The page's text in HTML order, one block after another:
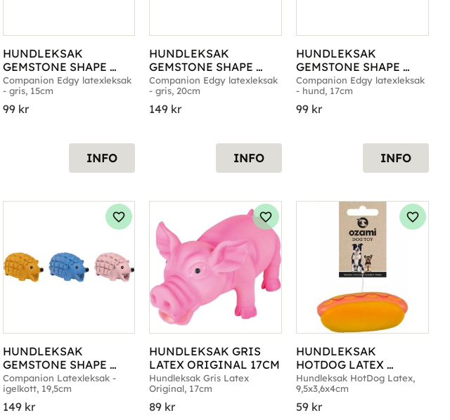
HUNDLEKSAK
GEMSTONE SHAPE
COMPANION GRIS
15CM
Companion Edgy latexleksak
- gris, 15cm
99kr
INFO
HUNDLEKSAK
GEMSTONE SHAPE
COMPANION GRIS
20CM
Companion Edgy latexleksak
- gris, 20cm
149 kr
INFO
HUNDLEKSAK
GEMSTONE SHAPE
COMPANION HUND
17CM
Companion Edgy latexleksak
- hund, 17cm
99 kr
INFO
i favoriter
HUNDLEKSAK
GEMSTONE SHAPE
COMPANION
IGELKOTTE 19,5CM
Companion Latexleksak -
igelkott, 19,5cm
149kr
Lägg till i favoriter
HUNDLEKSAK GRIS
LATEX ORIGINAL 17CM
Hundleksak Gris Latex
Original, 17cm
89 kr
Lägg till i favoriter
HUNDLEKSAK
HOTDOG LATEX
9,5X3,6X4CM
Hundleksak HotDog Latex,
9,5x3,6x4cm
59 kr
Lägg